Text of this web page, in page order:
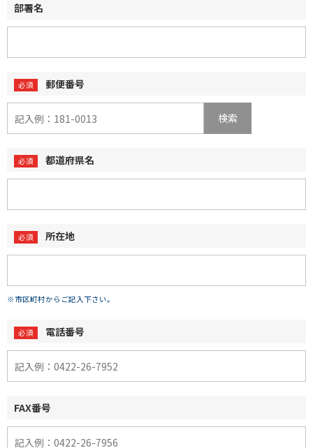
部署名
郵便番号
検索
都道府県名
所在地
※市区町村からご記入下さい。
電話番号
FAX番号